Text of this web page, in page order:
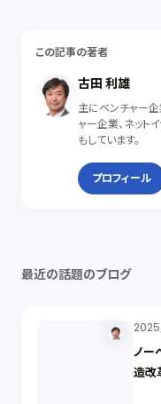
この記事の著者
古田 利雄
主にベンチャー
ャー企業、ネッ
もしています。
プロフィール
最近の話題のブログ
ノー
造改